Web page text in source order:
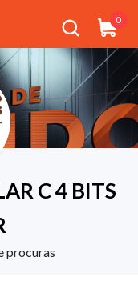
0
C 4 BITS
procuras